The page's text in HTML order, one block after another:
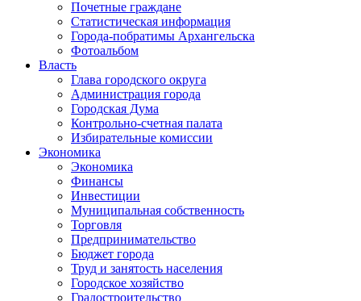
Почетные граждане
Статистическая информация
Города-побратимы Архангельска
Фотоальбом
Власть
Глава городского округа
Администрация города
Городская Дума
Контрольно-счетная палата
Избирательные комиссии
Экономика
Экономика
Финансы
Инвестиции
Муниципальная собственность
Торговля
Предпринимательство
Бюджет города
Труд и занятость населения
Городское хозяйство
Градостроительство